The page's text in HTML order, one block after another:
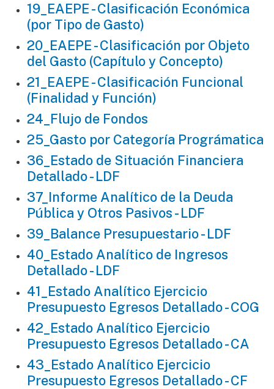
19_EAEPE - Clasificación Económica
(por Tipo de Gasto)
20_EAEPE - Clasificación por Objeto
del Gasto (Capítulo y Concepto)
21_EAEPE - Clasificación Funcional
(Finalidad y Función)
24_Flujo de Fondos
25_Gasto por Categoría Prográmatica
36_Estado de Situación Financiera
Detallado - LDF
37_Informe Analítico de la Deuda
Pública y Otros Pasivos - LDF
39_Balance Presupuestario - LDF
40_Estado Analítico de Ingresos
Detallado - LDF
41_Estado Analítico Ejercicio
Presupuesto Egresos Detallado - COG
42_Estado Analítico Ejercicio
Presupuesto Egresos Detallado - CA
43_Estado Analítico Ejercicio
Presupuesto Egresos Detallado - CF